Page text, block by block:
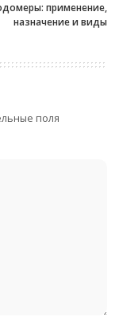
применение,
назначение и виды
поля